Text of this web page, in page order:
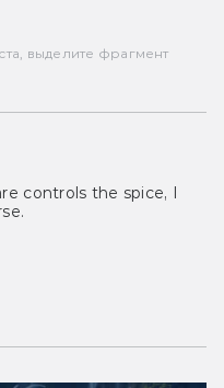
выделите фрагмент
controls the spice, I